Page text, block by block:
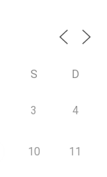
S D
3 4
10 11